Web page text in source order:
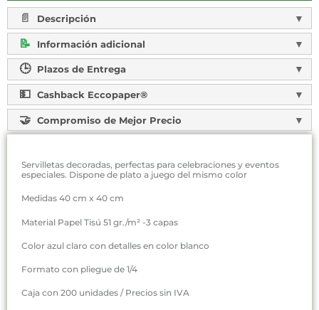
Descripción
Información adicional
Plazos de Entrega
Cashback Eccopaper®
Compromiso de Mejor Precio
Servilletas decoradas, perfectas para celebraciones y eventos
especiales. Dispone de plato a juego del mismo color
Medidas 40 cm x 40 cm
Material Papel Tisú 51 gr./m² -3 capas
Color azul claro con detalles en color blanco
Formato con pliegue de 1/4
Caja con 200 unidades / Precios sin IVA